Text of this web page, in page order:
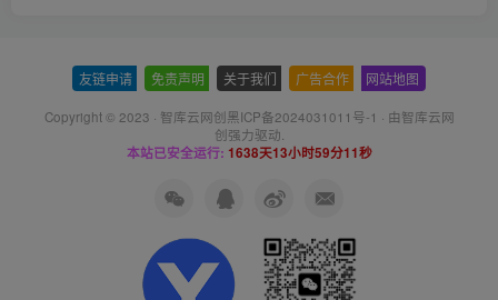
友链申请 免责声明 关于我们 广告合作 网站地图
Copyright © 2023 · 智库云网创黑ICP备2024031011号-1 · 由智库云网
创强力驱动.
本站已安全运行: 1638天13小时59分11秒